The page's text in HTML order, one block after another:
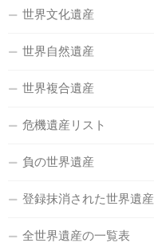
世界文化遺産
世界自然遺産
世界複合遺産
危機遺産リスト
負の世界遺産
登録抹消された世界遺産
全世界遺産の一覧表